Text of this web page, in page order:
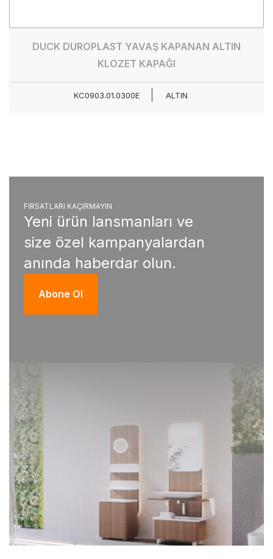
DUCK DUROPLAST YAVAŞ KAPANAN ALTIN
KLOZET KAPAĞI
KC0903.01.0300E ALTIN
FIRSATLARI KAÇIRMAYIN
Yeni ürün lansmanları ve
size özel kampanyalardan
anında haberdar olun.
Abone Ol